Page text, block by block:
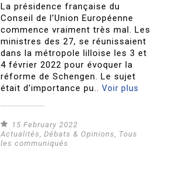
La présidence française du
Conseil de l’Union Européenne
commence vraiment très mal. Les
ministres des 27, se réunissaient
dans la métropole lilloise les 3 et
4 février 2022 pour évoquer la
réforme de Schengen. Le sujet
était d’importance pu..Voir plus
15 February 2022
Actualités ,Débats & Opinions
Tous
les communiqués